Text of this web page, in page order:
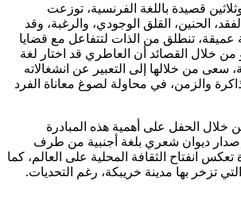
قصيدة باللغة الفرنسية، توزعت
الحنين، القلق الوجودي، والرغبة، وقد
تنطلق من الذات لتتفاعل مع قضايا
من خلال القصائد أن العاطري قد اختار لغة
من خلالها إلى التعبير عن انشغالاته
والزمن، في محاولة لصوغ معاناة الفرد
خلال الحفل على أهمية هذه المبادرة
إصدار ديوان شعري بلغة أجنبية من طرف
انفتاح الثقافة المحلية على العالم، كما
التي تزخر بها مدينة خريبكة، رغم التحديات.